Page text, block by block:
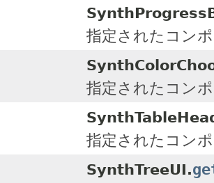
指定されたコン
指定されたコン
指定されたコン
SynthTreeUI.